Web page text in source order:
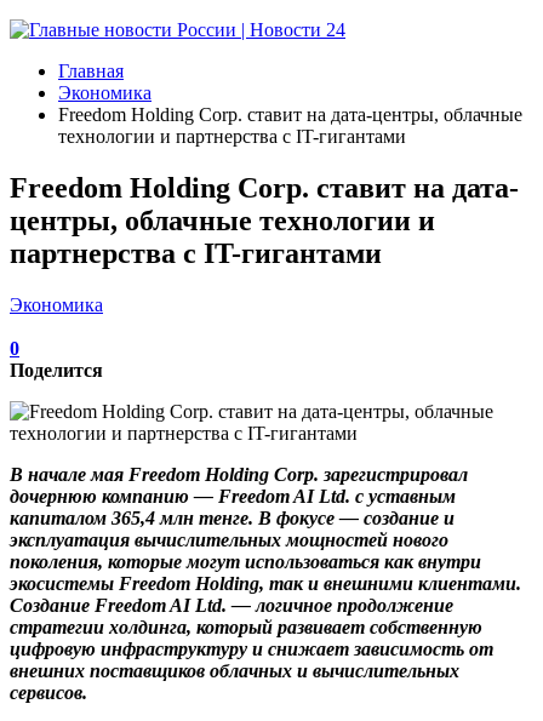
Главная
Экономика
Freedom Holding Corp. ставит на дата-центры, облачные
технологии и партнерства с IT-гигантами
Freedom Holding Corp. ставит на дата-
центры, облачные технологии и
партнерства с IT-гигантами
Экономика
0
Поделится
В начале мая Freedom Holding Corp. зарегистрировал
дочернюю компанию — Freedom AI Ltd. с уставным
капиталом 365,4 млн тенге. В фокусе — создание и
эксплуатация вычислительных мощностей нового
поколения, которые могут использоваться как внутри
экосистемы Freedom Holding, так и внешними клиентами.
Создание Freedom AI Ltd. — логичное продолжение
стратегии холдинга, который развивает собственную
цифровую инфраструктуру и снижает зависимость от
внешних поставщиков облачных и вычислительных
сервисов.